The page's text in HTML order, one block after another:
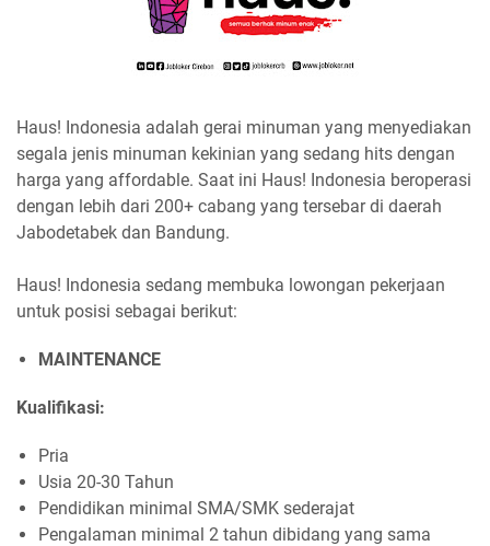
Haus! Indonesia adalah gerai minuman yang menyediakan
segala jenis minuman kekinian yang sedang hits dengan
harga yang affordable. Saat ini Haus! Indonesia beroperasi
dengan lebih dari 200+ cabang yang tersebar di daerah
Jabodetabek dan Bandung.
Haus! Indonesia sedang membuka lowongan pekerjaan
untuk posisi sebagai berikut:
MAINTENANCE
Kualifikasi:
Pria
Usia 20-30 Tahun
Pendidikan minimal SMA/SMK sederajat
Pengalaman minimal 2 tahun dibidang yang sama